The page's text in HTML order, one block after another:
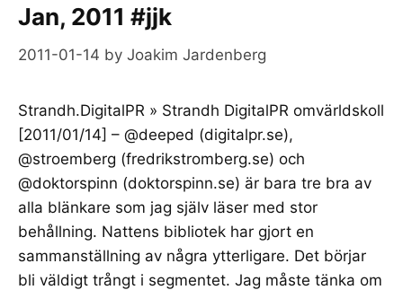
Jan, 2011 #jjk
2011-01-14 by Joakim Jardenberg
Strandh.DigitalPR » Strandh DigitalPR omvärldskoll
[2011/01/14] – @deeped (digitalpr.se),
@stroemberg (fredrikstromberg.se) och
@doktorspinn (doktorspinn.se) är bara tre bra av
alla blänkare som jag själv läser med stor
behållning. Nattens bibliotek har gjort en
sammanställning av några ytterligare. Det börjar
bli väldigt trångt i segmentet. Jag måste tänka om